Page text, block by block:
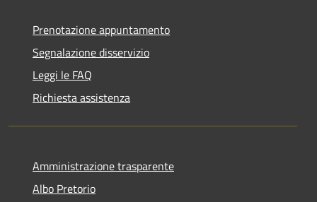
Prenotazione appuntamento
Segnalazione disservizio
Leggi le FAQ
Richiesta assistenza
Amministrazione trasparente
Albo Pretorio